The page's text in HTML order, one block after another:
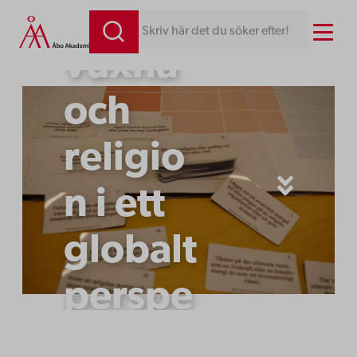
Hoppa
till
Skriv här det du söker efter! Menu
Unga
vuxna
och
religio
n i ett
globalt
perspe